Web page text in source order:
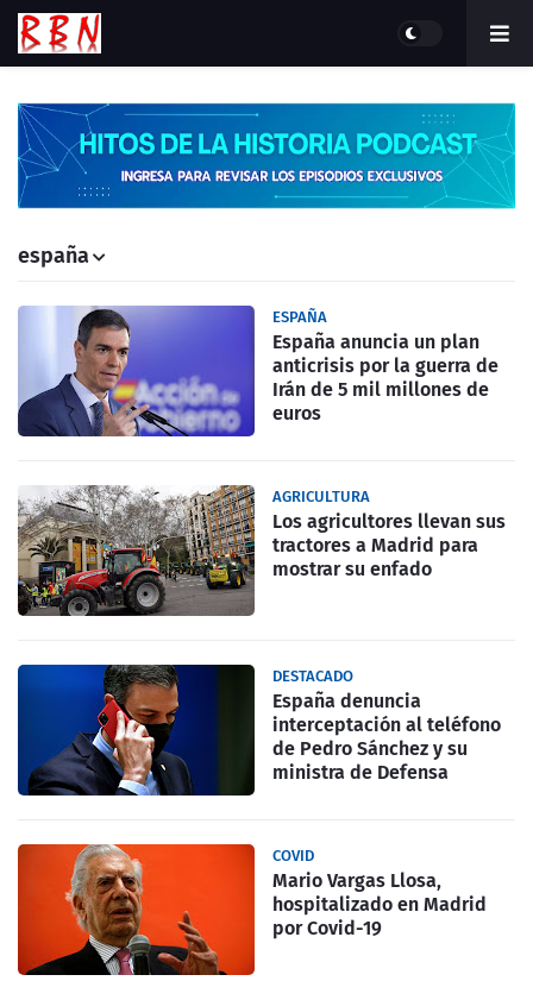
españa
ESPAÑA
España anuncia un plan
anticrisis por la guerra de
Irán de 5 mil millones de
euros
AGRICULTURA
Los agricultores llevan sus
tractores a Madrid para
mostrar su enfado
DESTACADO
España denuncia
interceptación al teléfono
de Pedro Sánchez y su
ministra de Defensa
COVID
Mario Vargas Llosa,
hospitalizado en Madrid
por Covid-19